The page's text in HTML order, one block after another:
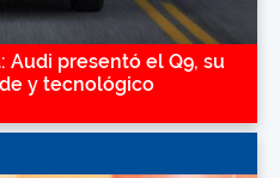
Audi presentó el Q9, su
y tecnológico